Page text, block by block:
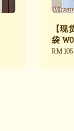
【现
袋
Sale
RM